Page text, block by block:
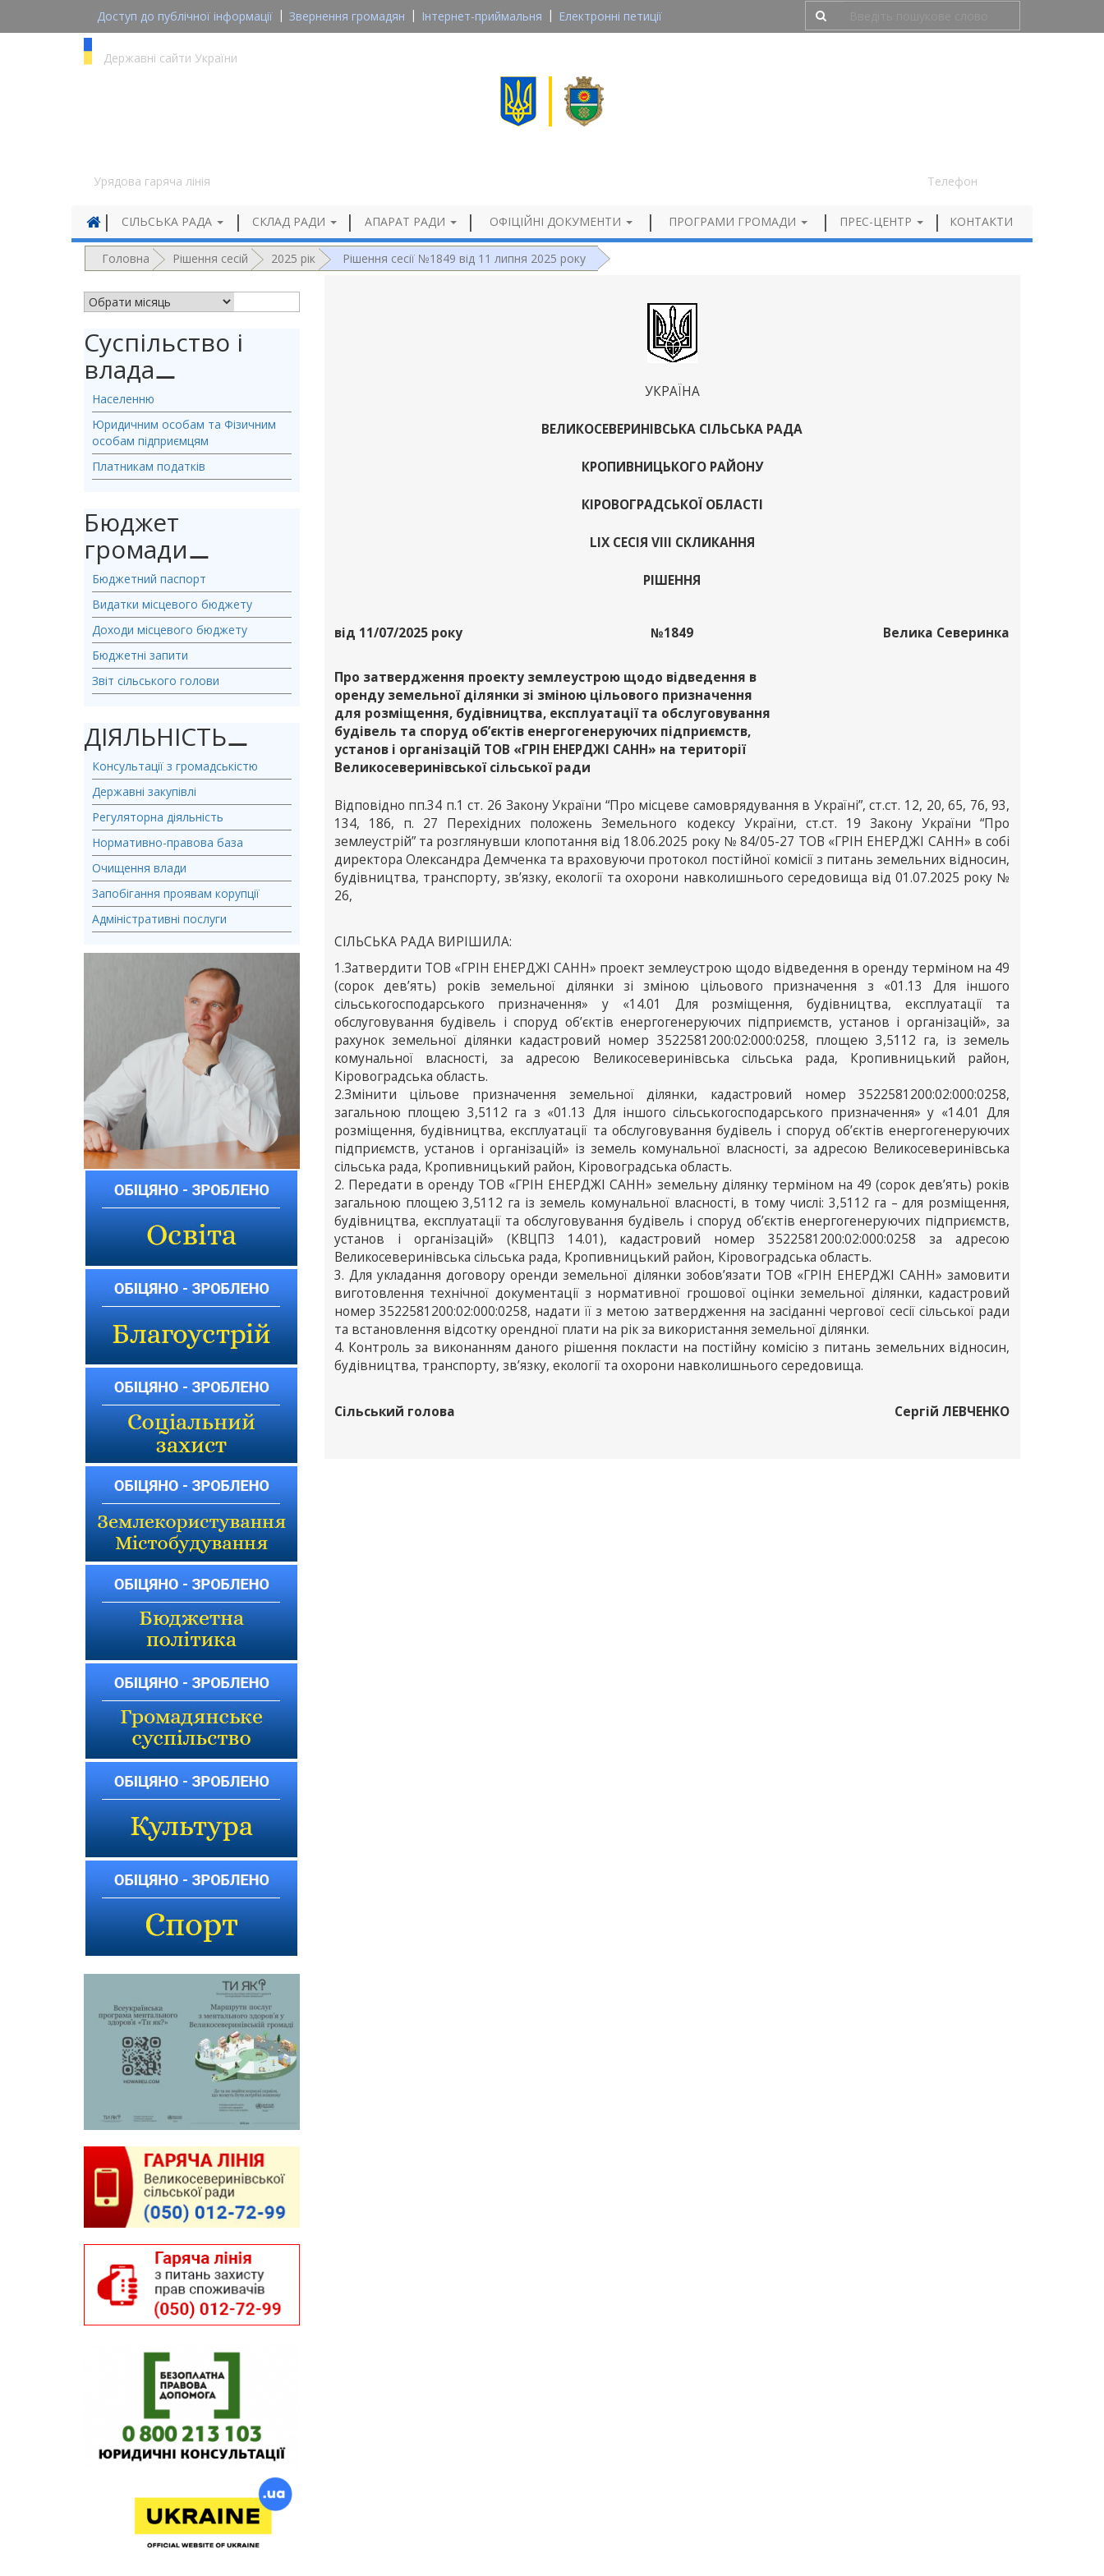
Доступ до публічної інформації Звернення громадян Інтернет-приймальня
Електронні петиції
Державні сайти України
Урядова гаряча лінія Телефон
СІЛЬСЬКА РАДА СКЛАД РАДИ АПАРАТ РАДИ ОФІЦІЙНІ ДОКУМЕНТИ ПРОГРАМИ ГРОМАДИ ПРЕС-ЦЕНТР КОНТАКТИ
Головна Рішення сесій 2025 рік Рішення сесії №1849 від 11 липня 2025 року
АРХІВ НОВИН
Суспільство і
влада⚊
Населенню
Юридичним особам та Фізичним
особам підприємцям
Платникам податків
Бюджет
громади⚊
Бюджетний паспорт
Видатки місцевого бюджету
Доходи місцевого бюджету
Бюджетні запити
Звіт сільського голови
ДІЯЛЬНІСТЬ⚊
Консультації з громадськістю
Державні закупівлі
Регуляторна діяльність
Нормативно-правова база
Очищення влади
Запобігання проявам корупції
Адміністративні послуги
УКРАЇНА
ВЕЛИКОСЕВЕРИНІВСЬКА СІЛЬСЬКА РАДА
КРОПИВНИЦЬКОГО РАЙОНУ
КІРОВОГРАДСЬКОЇ ОБЛАСТІ
LІХ СЕСІЯ VІІІ СКЛИКАННЯ
РІШЕННЯ
від 11/07/2025 року №1849 Велика Северинка
Про затвердження проекту землеустрою щодо відведення в
оренду земельної ділянки зі зміною цільового призначення
для розміщення, будівництва, експлуатації та обслуговування
будівель та споруд об’єктів енергогенеруючих підприємств,
установ і організацій ТОВ «ГРІН ЕНЕРДЖІ САНН» на території
Великосеверинівської сільської ради
Відповідно пп.34 п.1 ст. 26 Закону України “Про місцеве самоврядування в Україні”, ст.ст. 12, 20, 65, 76, 93,
134, 186, п. 27 Перехідних положень Земельного кодексу України, ст.ст. 19 Закону України “Про
землеустрій” та розглянувши клопотання від 18.06.2025 року № 84/05-27 ТОВ «ГРІН ЕНЕРДЖІ САНН» в собі
директора Олександра Демченка та враховуючи протокол постійної комісії з питань земельних відносин,
будівництва, транспорту, зв’язку, екології та охорони навколишнього середовища від 01.07.2025 року №
26,
СІЛЬСЬКА РАДА ВИРІШИЛА:
1.Затвердити ТОВ «ГРІН ЕНЕРДЖІ САНН» проект землеустрою щодо відведення в оренду терміном на 49
(сорок дев’ять) років земельної ділянки зі зміною цільового призначення з «01.13 Для іншого
сільськогосподарського призначення» у «14.01 Для розміщення, будівництва, експлуатації та
обслуговування будівель і споруд об’єктів енергогенеруючих підприємств, установ і організацій», за
рахунок земельної ділянки кадастровий номер 3522581200:02:000:0258, площею 3,5112 га, із земель
комунальної власності, за адресою Великосеверинівська сільська рада, Кропивницький район,
Кіровоградська область.
2.Змінити цільове призначення земельної ділянки, кадастровий номер 3522581200:02:000:0258,
загальною площею 3,5112 га з «01.13 Для іншого сільськогосподарського призначення» у «14.01 Для
розміщення, будівництва, експлуатації та обслуговування будівель і споруд об’єктів енергогенеруючих
підприємств, установ і організацій» із земель комунальної власності, за адресою Великосеверинівська
сільська рада, Кропивницький район, Кіровоградська область.
2. Передати в оренду ТОВ «ГРІН ЕНЕРДЖІ САНН» земельну ділянку терміном на 49 (сорок дев’ять) років
загальною площею 3,5112 га із земель комунальної власності, в тому числі: 3,5112 га – для розміщення,
будівництва, експлуатації та обслуговування будівель і споруд об’єктів енергогенеруючих підприємств,
установ і організацій» (КВЦПЗ 14.01), кадастровий номер 3522581200:02:000:0258 за адресою
Великосеверинівська сільська рада, Кропивницький район, Кіровоградська область.
3. Для укладання договору оренди земельної ділянки зобов’язати ТОВ «ГРІН ЕНЕРДЖІ САНН» замовити
виготовлення технічної документації з нормативної грошової оцінки земельної ділянки, кадастровий
номер 3522581200:02:000:0258, надати її з метою затвердження на засіданні чергової сесії сільської ради
та встановлення відсотку орендної плати на рік за використання земельної ділянки.
4. Контроль за виконанням даного рішення покласти на постійну комісію з питань земельних відносин,
будівництва, транспорту, зв’язку, екології та охорони навколишнього середовища.
Сільський голова Сергій ЛЕВЧЕНКО